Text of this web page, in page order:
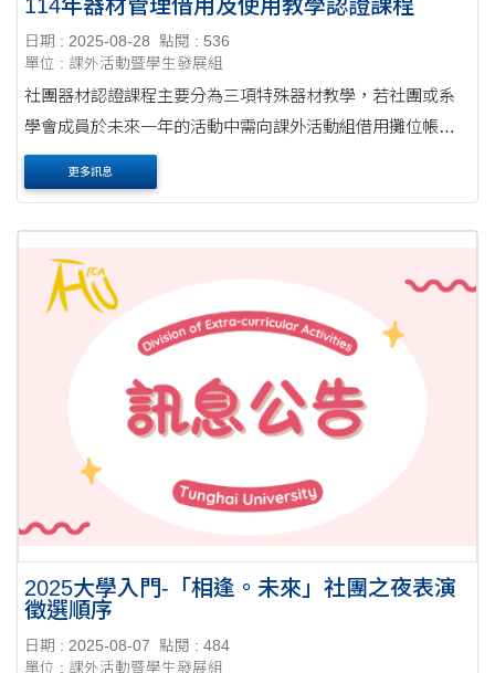
114年器材管理借用及使用教學認證課程
日期 : 2025-08-28
點閱 : 536
單位 : 課外活動暨學生發展組
社團器材認證課程主要分為三項特殊器材教學，若社團或系
學會成員於未來一年的活動中需向課外活動組借用攤位帳
棚、舞台及Truss，則必須完成此項課程。 三項課程皆須完成
方能借用任一項器材。
更多訊息
2025大學入門-「相逢。未來」社團之夜表演
徵選順序
日期 : 2025-08-07
點閱 : 484
單位 : 課外活動暨學生發展組